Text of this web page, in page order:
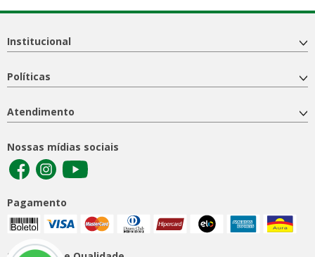
Institucional
Políticas
Atendimento
Nossas mídias sociais
Pagamento